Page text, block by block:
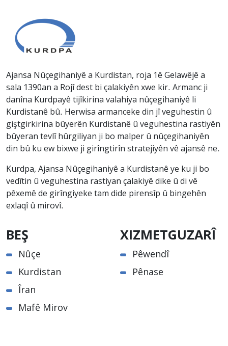
Ajansa Nûçegihaniyê a Kurdistan, roja 1ê Gelawêjê a
sala 1390an a Rojî dest bi çalakiyên xwe kir. Armanc ji
danîna Kurdpayê tijîkirina valahiya nûçegihaniyê li
Kurdistanê bû. Herwisa armanceke din jî veguhestin û
giştgirkirina bûyerên Kurdistanê û veguhestina rastiyên
bûyeran tevlî hûrgiliyan ji bo malper û nûçegihaniyên
din bû ku ew bixwe ji girîngtirîn stratejiyên vê ajansê ne.
Kurdpa, Ajansa Nûçegihaniyê a Kurdistanê ye ku ji bo
vedîtin û veguhestina rastiyan çalakiyê dike û di vê
pêxemê de girîngiyeke tam dide pirensîp û bingehên
exlaqî û mirovî.
BEŞ
Nûçe
Kurdistan
Îran
Mafê Mirov
XIZMETGUZARÎ
Pêwendî
Pênase